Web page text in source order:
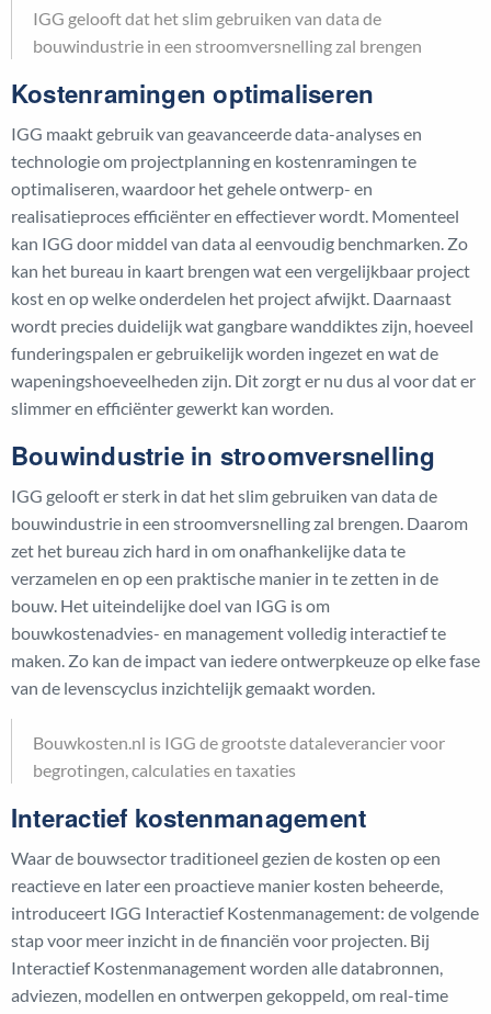
IGG gelooft dat het slim gebruiken van data de
bouwindustrie in een stroomversnelling zal brengen
Kostenramingen optimaliseren
IGG maakt gebruik van geavanceerde data-analyses en
technologie om projectplanning en kostenramingen te
optimaliseren, waardoor het gehele ontwerp- en
realisatieproces efficiënter en effectiever wordt. Momenteel
kan IGG door middel van data al eenvoudig benchmarken. Zo
kan het bureau in kaart brengen wat een vergelijkbaar project
kost en op welke onderdelen het project afwijkt. Daarnaast
wordt precies duidelijk wat gangbare wanddiktes zijn, hoeveel
funderingspalen er gebruikelijk worden ingezet en wat de
wapeningshoeveelheden zijn. Dit zorgt er nu dus al voor dat er
slimmer en efficiënter gewerkt kan worden.
Bouwindustrie in stroomversnelling
IGG gelooft er sterk in dat het slim gebruiken van data de
bouwindustrie in een stroomversnelling zal brengen. Daarom
zet het bureau zich hard in om onafhankelijke data te
verzamelen en op een praktische manier in te zetten in de
bouw. Het uiteindelijke doel van IGG is om
bouwkostenadvies- en management volledig interactief te
maken. Zo kan de impact van iedere ontwerpkeuze op elke fase
van de levenscyclus inzichtelijk gemaakt worden.
Bouwkosten.nl is IGG de grootste dataleverancier voor
begrotingen, calculaties en taxaties
Interactief kostenmanagement
Waar de bouwsector traditioneel gezien de kosten op een
reactieve en later een proactieve manier kosten beheerde,
introduceert IGG Interactief Kostenmanagement: de volgende
stap voor meer inzicht in de financiën voor projecten. Bij
Interactief Kostenmanagement worden alle databronnen,
adviezen, modellen en ontwerpen gekoppeld, om real-time